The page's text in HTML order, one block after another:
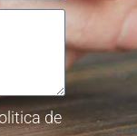
de